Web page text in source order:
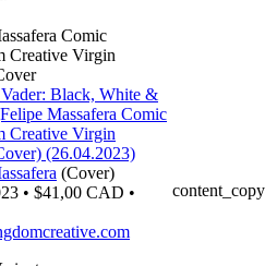
Comic
Creative Virgin
(Cover)
• $41,00 CAD •
content_copy